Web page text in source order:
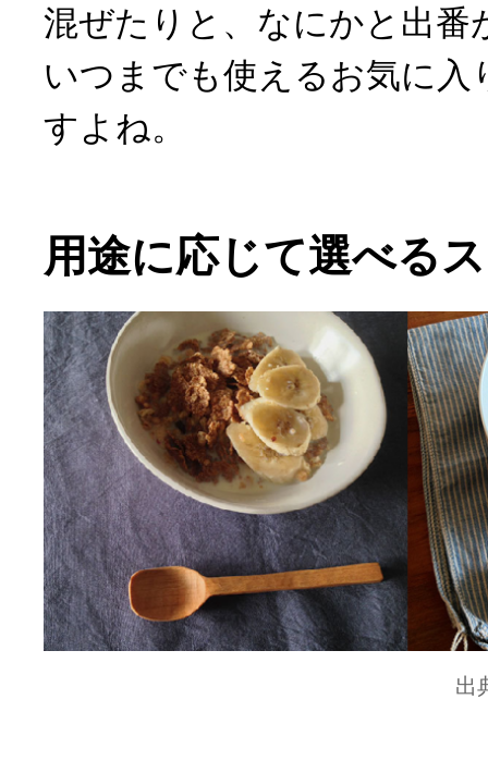
混ぜたりと、なにかと出番
いつまでも使えるお気に入
すよね。
用途に応じて選べる
出